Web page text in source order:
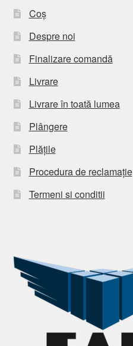
Coș
Despre noi
Finalizare comandă
Livrare
Livrare în toată lumea
Plângere
Plățile
Procedura de reclamație
Termeni si conditii